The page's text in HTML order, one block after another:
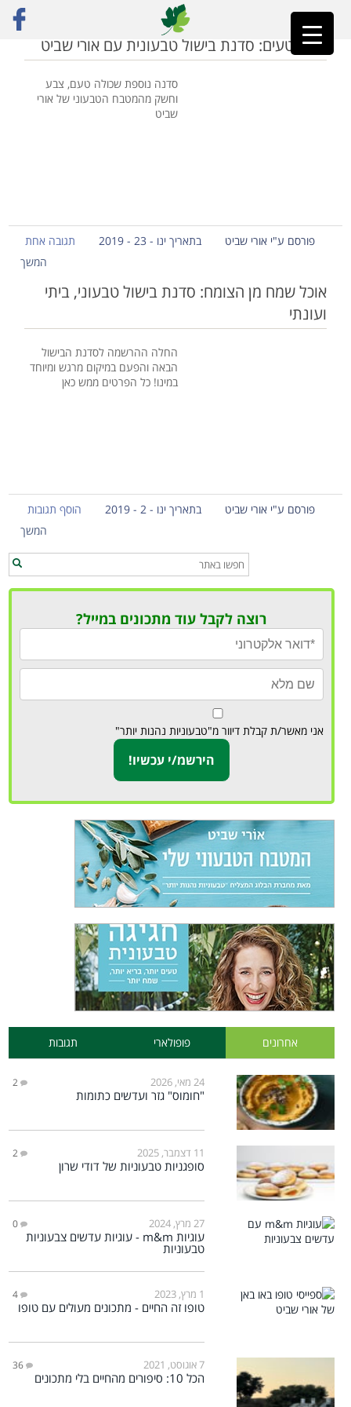
ראשי»האריה והתרנגול
אביב טעים: סדנת בישול טבעונית עם אורי שביט
סדנה נוספת שכולה טעם, צבע
וחשק מהמטבח הטבעוני של אורי
שביט
פורסם ע"י אורי שביט בתאריך ינו - 23 - 2019
תגובה אחת
המשך
אוכל שמח מן הצומח: סדנת בישול טבעוני, ביתי
ועונתי
החלה ההרשמה לסדנת הבישול
הבאה והפעם במיקום מרגש ומיוחד
במינו! כל הפרטים ממש כאן
פורסם ע"י אורי שביט בתאריך ינו - 2 - 2019
הוסף תגובות
המשך
רוצה לקבל עוד מתכונים במייל?
אני מאשר/ת קבלת דיוור מ"טבעוניות נהנות יותר"
אחרונים פופולארי תגובות
24 מאי, 2026 2
"חומוס" גזר ועדשים כתומות
11 דצמבר, 2025 2
סופגניות טבעוניות של דודי שרון
27 מרץ, 2024 0
עוגיות m&m - עוגיות עדשים צבעוניות
טבעוניות
1 מרץ, 2023 4
טופו זה החיים - מתכונים מעולים עם טופו
7 אוגוסט, 2021 36
הכל 10: סיפורים מהחיים בלי מתכונים